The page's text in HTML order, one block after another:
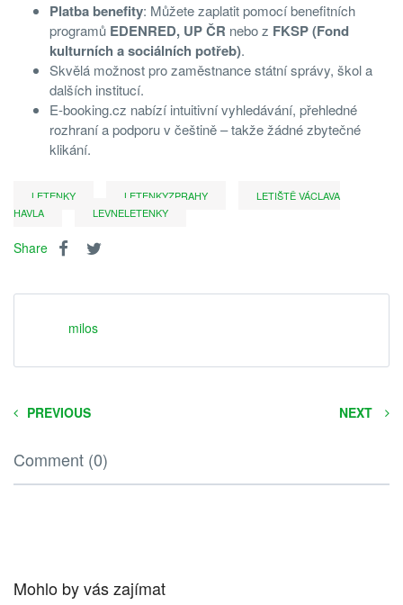
Platba benefity: Můžete zaplatit pomocí benefitních
programů EDENRED, UP ČR nebo z FKSP (Fond
kulturních a sociálních potřeb).
Skvělá možnost pro zaměstnance státní správy, škol a
dalších institucí.
E-booking.cz nabízí intuitivní vyhledávání, přehledné
rozhraní a podporu v češtině – takže žádné zbytečné
klikání.
LETENKY LETENKYZPRAHY
LETIŠTĚ VÁCLAVA
HAVLA
LEVNELETENKY
Share
milos
PREVIOUS NEXT
Comment (0)
Mohlo by vás zajímat